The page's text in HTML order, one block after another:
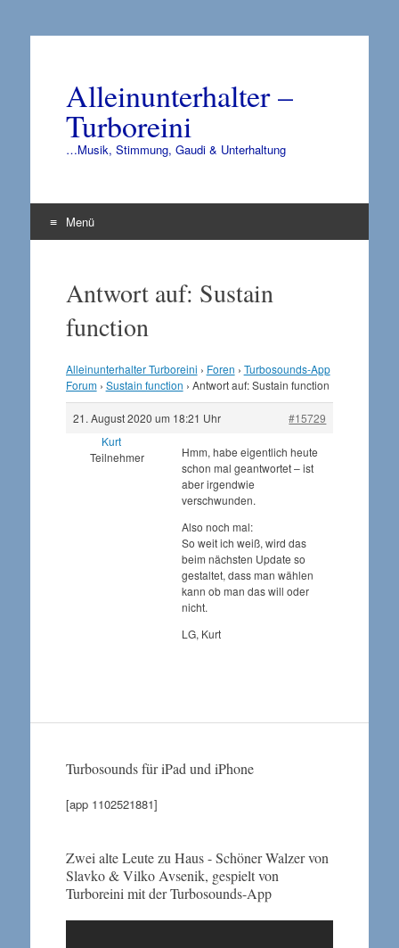
Alleinunterhalter –
Turboreini
…Musik, Stimmung, Gaudi & Unterhaltung
Menü
springenAntwort auf: Sustain
function
Alleinunterhalter Turboreini › Foren › Turbosounds-App
Forum › Sustain function › Antwort auf: Sustain function
21. August 2020 um 18:21 Uhr
#15729
Kurt
Teilnehmer
Hmm, habe eigentlich heute
schon mal geantwortet – ist
aber irgendwie
verschwunden.
Also noch mal:
So weit ich weiß, wird das
beim nächsten Update so
gestaltet, dass man wählen
kann ob man das will oder
nicht.
LG, Kurt
Turbosounds für iPad und iPhone
[app 1102521881]
Zwei alte Leute zu Haus - Schöner Walzer von
Slavko & Vilko Avsenik, gespielt von
Turboreini mit der Turbosounds-App